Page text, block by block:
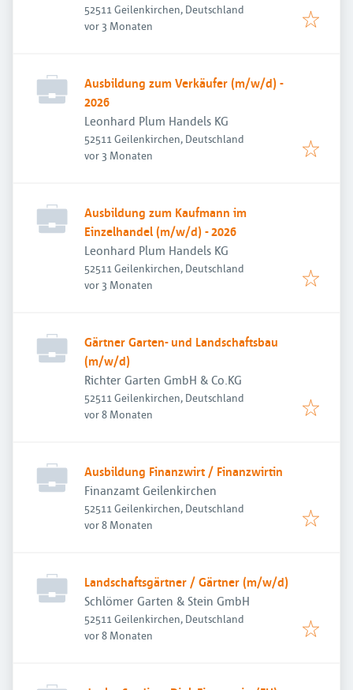
52511 Geilenkirchen, Deutschland
Veröffentlicht:
vor 3 Monaten
Ausbildung zum Verkäufer (m/w/d) -
2026
Leonhard Plum Handels KG
52511 Geilenkirchen, Deutschland
Veröffentlicht:
vor 3 Monaten
Ausbildung zum Kaufmann im
Einzelhandel (m/w/d) - 2026
Leonhard Plum Handels KG
52511 Geilenkirchen, Deutschland
Veröffentlicht:
vor 3 Monaten
Gärtner Garten- und Landschaftsbau
(m/w/d)
Richter Garten GmbH & Co.KG
52511 Geilenkirchen, Deutschland
Veröffentlicht:
vor 8 Monaten
Ausbildung Finanzwirt / Finanzwirtin
Finanzamt Geilenkirchen
52511 Geilenkirchen, Deutschland
Veröffentlicht:
vor 8 Monaten
Landschaftsgärtner / Gärtner (m/w/d)
Schlömer Garten & Stein GmbH
52511 Geilenkirchen, Deutschland
Veröffentlicht:
vor 8 Monaten